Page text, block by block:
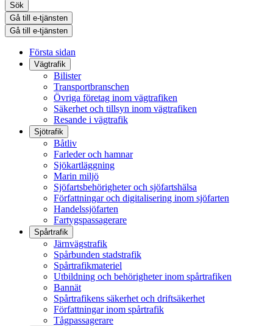
Sök
Gå till e-tjänsten
Gå till e-tjänsten
Första sidan
Vägtrafik
Bilister
Transportbranschen
Övriga företag inom vägtrafiken
Säkerhet och tillsyn inom vägtrafiken
Resande i vägtrafik
Sjötrafik
Båtliv
Farleder och hamnar
Sjökartläggning
Marin miljö
Sjöfartsbehörigheter och sjöfartshälsa
Författningar och digitalisering inom sjöfarten
Handelssjöfarten
Fartygspassagerare
Spårtrafik
Järnvägstrafik
Spårbunden stadstrafik
Spårtrafikmateriel
Utbildning och behörigheter inom spårtrafiken
Bannät
Spårtrafikens säkerhet och driftsäkerhet
Författningar inom spårtrafik
Tågpassagerare